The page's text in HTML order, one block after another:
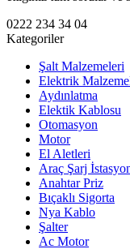
0222 234 34 04
Kategoriler
Şalt Malzemeleri
Elektrik
Aydınlatma
Elektik Kablosu
Otomasyon
Motor
El Aletleri
Araç Şarj
Anahtar Priz
Bıçaklı Sigorta
Nya Kablo
Şalter
Ac Motor